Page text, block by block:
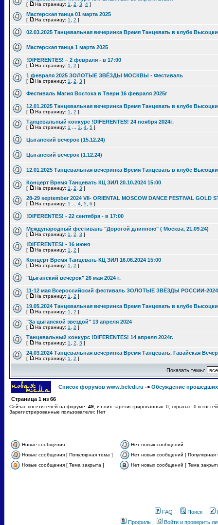
[ На страницу: 1 2 3 4 ]
Мастерская танца 01 марта 2025
[ На страницу: 1 2 ]
02.03.2025 Танцевальная вечеринка Время Танцевать в клубе
Мастерская танца 1 марта 2025
!DIFERENTES! – 2 февраля - в 17:00
[ На страницу: 1 2 ]
1 февраля 2025 ЗОЛОТЫЕ ЗВЁЗДЫ МОСКВЫ - Фестиваль
[ На страницу: 1 2 3 ]
Фестиваль Магия Востока в Твери 16 февраля 2025г
12.01.2025 Танцевальная вечеринка Время Танцевать в клубе
[ На страницу: 1 2 ]
Танцевальный конкурс !DIFERENTES! 24 ноября 2024г.
[ На страницу: 1 3 4 5 ]
Цыганский вечерок (15.12.24)
Цыганский вечерок (1.12.24)
12.01.2025 Танцевальная вечеринка Время Танцевать в клубе
Концерт Время Танцевать КЦ ЗИЛ 20.10.2024 15:00
[ На страницу: 1 2 3 ]
28-29 september 2024 VII- ORIENTAL MOSCOW DANCE FESTIVAL GOLD
[ На страницу: 1 4 5 6 ]
!DIFERENTES! - 22 сентября - в 17:00
Международный фестиваль "Дорогой длинною" ( Москва, 21.09.24)
[ На страницу: 1 2 3 ]
!DIFERENTES! - 16 июня
[ На страницу: 1 2 ]
Концерт Время Танцевать КЦ ЗИЛ 16.06.2024 15:00
[ На страницу: 1 2 ]
"Цыганский вечерок" 26 мая 2024 г.
11-12 мая Всероссийский фестиваль ЗОЛОТЫЕ ЗВЁЗДЫ РОССИИ-2024
[ На страницу: 1 2 ]
19.05.2024 Танцевальная вечеринка Время Танцевать в клубе
[ На страницу: 1 2 ]
"За цыганской звездой" 13 апреля 2024
[ На страницу: 1 2 ]
Танцевальный конкурс !DIFERENTES! 14 апреля 2024г.
[ На страницу: 1 2 3 ]
24.03.2024 Танцевальная вечеринка Время Танцевать. Гавайская
[ На страницу: 1 2 ]
Показать темы:
Список форумов www.beledi.ru -> Обсуждение
Страница 1 из 66
Сейчас посетителей на форуме: 49 , из них зарегистрированных: 0, скрытых: 0 и
Зарегистрированные пользователи: Нет
Новые сообщения
Нет новых сообщений
Новые сообщения [ Популярная тема ]
Нет новых сообщений [ Популярная
Новые сообщения [ Тема закрыта ]
Нет новых сообщений [ Тема
FAQ Поиск
Профиль
Войти и проверить